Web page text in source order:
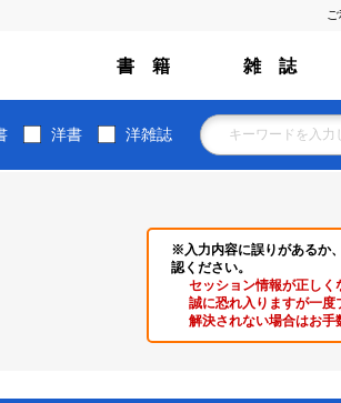
書 籍 雑 誌
洋書 洋雑誌
※入力内容に誤りがあるか
認ください。
セッション情報が正しく
誠に恐れ入りますが一度
解決されない場合はお手